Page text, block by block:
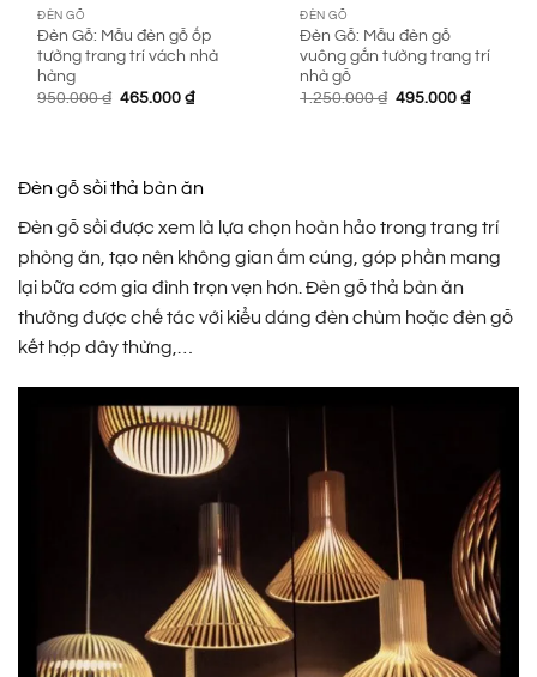
ĐÈN GỖ
Đèn Gỗ: Mẫu đèn gỗ ốp
tường trang trí vách nhà
hàng
950.000₫ Giá
465.000₫Giá
ĐÈN GỖ
Đèn Gỗ: Mẫu đèn gỗ
vuông gắn tường trang trí
nhà gỗ
1.250.000₫ Giá
495.000₫Giá
Đèn gỗ sồi thả bàn ăn
Đèn gỗ sồi được xem là lựa chọn hoàn hảo trong trang trí
phòng ăn, tạo nên không gian ấm cúng, góp phần mang
lại bữa cơm gia đình trọn vẹn hơn. Đèn gỗ thả bàn ăn
thường được chế tác với kiểu dáng đèn chùm hoặc đèn gỗ
kết hợp dây thừng,…